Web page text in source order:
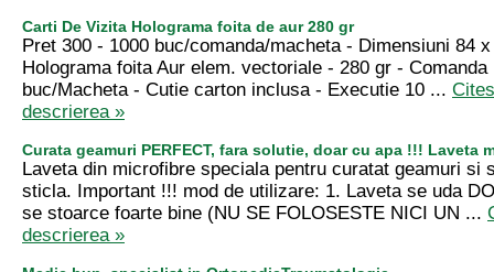
Carti De Vizita Holograma foita de aur 280 gr
Pret 300 - 1000 buc/comanda/macheta - Dimensiuni 84
Holograma foita Aur elem. vectoriale - 280 gr - Comanda
buc/Macheta - Cutie carton inclusa - Executie 10 ...
descrierea »
Curata geamuri PERFECT, fara solutie, doar cu apa !!! Laveta
Laveta din microfibre speciala pentru curatat geamuri si
sticla. Important !!! mod de utilizare: 1. Laveta se uda
se stoarce foarte bine (NU SE FOLOSESTE NICI UN ...
descrierea »